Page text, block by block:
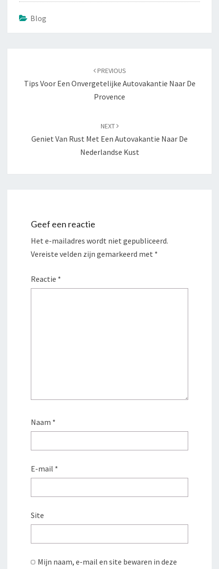
Blog
berichten
PREVIOUS
Tips Voor Een Onvergetelijke Autovakantie Naar De
Provence
NEXT
Geniet Van Rust Met Een Autovakantie Naar De
Nederlandse Kust
Geef een reactie
Het e-mailadres wordt niet gepubliceerd.
Vereiste velden zijn gemarkeerd met *
Reactie *
Naam *
E-mail *
Site
Mijn naam, e-mail en site bewaren in deze